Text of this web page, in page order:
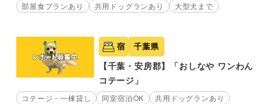
部屋食プランあり
共用ドッグランあり 大型犬まで
宿 千葉県
【千葉・安房郡】「おしなや ワンわん
コテージ」
コテージ・一棟貸し 同室宿泊OK
共用ドッグランあり